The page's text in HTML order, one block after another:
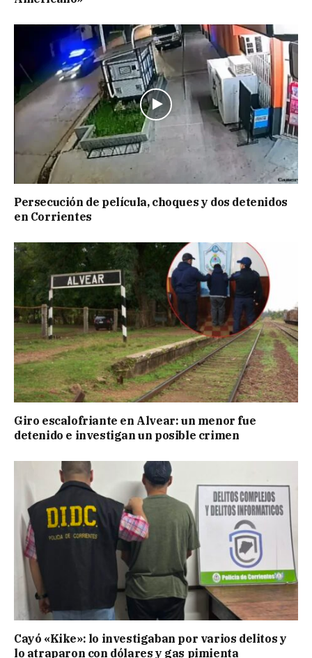
Persecución de película, choques y dos detenidos
en Corrientes
Giro escalofriante en Alvear: un menor fue
detenido e investigan un posible crimen
Cayó «Kike»: lo investigaban por varios delitos y
lo atraparon con dólares y gas pimienta